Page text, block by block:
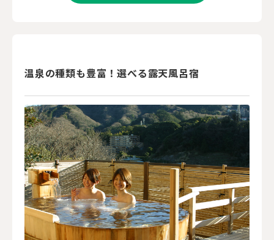
温泉の種類も豊富！選べる露天風呂宿